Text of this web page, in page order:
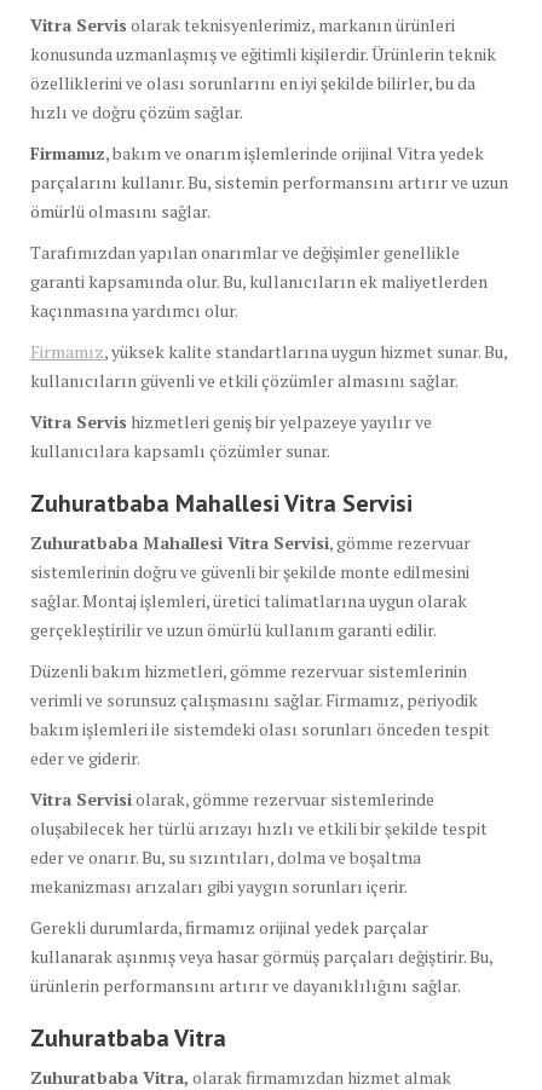
Vitra Servis olarak teknisyenlerimiz, markanın ürünleri
konusunda uzmanlaşmış ve eğitimli kişilerdir. Ürünlerin teknik
özelliklerini ve olası sorunlarını en iyi şekilde bilirler, bu da
hızlı ve doğru çözüm sağlar.
Firmamız, bakım ve onarım işlemlerinde orijinal Vitra yedek
parçalarını kullanır. Bu, sistemin performansını artırır ve uzun
ömürlü olmasını sağlar.
Tarafımızdan yapılan onarımlar ve değişimler genellikle
garanti kapsamında olur. Bu, kullanıcıların ek maliyetlerden
kaçınmasına yardımcı olur.
Firmamız, yüksek kalite standartlarına uygun hizmet sunar. Bu,
kullanıcıların güvenli ve etkili çözümler almasını sağlar.
Vitra Servis hizmetleri geniş bir yelpazeye yayılır ve
kullanıcılara kapsamlı çözümler sunar.
Zuhuratbaba Mahallesi Vitra Servisi
Zuhuratbaba Mahallesi Vitra Servisi, gömme rezervuar
sistemlerinin doğru ve güvenli bir şekilde monte edilmesini
sağlar. Montaj işlemleri, üretici talimatlarına uygun olarak
gerçekleştirilir ve uzun ömürlü kullanım garanti edilir.
Düzenli bakım hizmetleri, gömme rezervuar sistemlerinin
verimli ve sorunsuz çalışmasını sağlar. Firmamız, periyodik
bakım işlemleri ile sistemdeki olası sorunları önceden tespit
eder ve giderir.
Vitra Servisiolarak, gömme rezervuar sistemlerinde
oluşabilecek her türlü arızayı hızlı ve etkili bir şekilde tespit
eder ve onarır. Bu, su sızıntıları, dolma ve boşaltma
mekanizması arızaları gibi yaygın sorunları içerir.
Gerekli durumlarda, firmamız orijinal yedek parçalar
kullanarak aşınmış veya hasar görmüş parçaları değiştirir. Bu,
ürünlerin performansını artırır ve dayanıklılığını sağlar.
Zuhuratbaba Vitra
Zuhuratbaba Vitra, olarak firmamızdan hizmet almak